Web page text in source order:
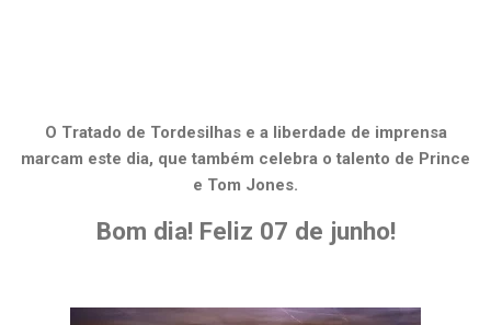
O Tratado de Tordesilhas e a liberdade de imprensa
marcam este dia, que também celebra o talento de Prince
e Tom Jones.
Bom dia! Feliz 07 de junho!